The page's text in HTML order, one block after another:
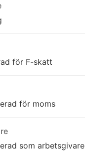
för F-skatt
för moms
som arbetsgivare